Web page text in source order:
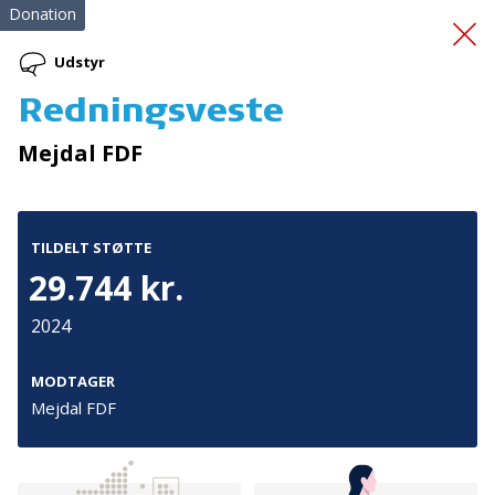
legevenligt
Donation
Udstyr
Redningsveste
Mejdal FDF
TILDELT STØTTE
29.744 kr.
2024
MODTAGER
Mejdal FDF
Tilmeld nyhedsbrev
De seneste nyheder om TrygFondens og TryghedsGruppens
aktiviteter direkte i din indbakke.